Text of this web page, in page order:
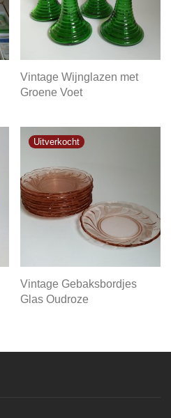
Vintage Wijnglazen met
Groene Voet
Vintage Gebaksbordjes
Glas Oudroze